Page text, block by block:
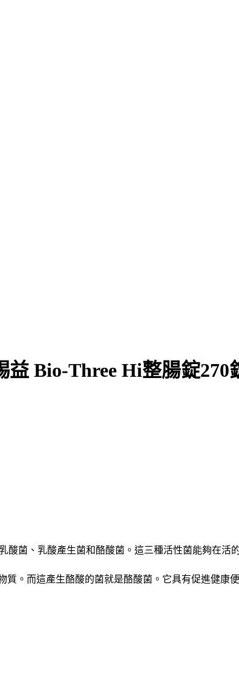
Bio-Three Hi整腸錠270
酸菌、乳酸產生菌和酪酸菌。這三種活性菌能夠在
。而這產生酪酸的菌就是酪酸菌。它具有促進健康